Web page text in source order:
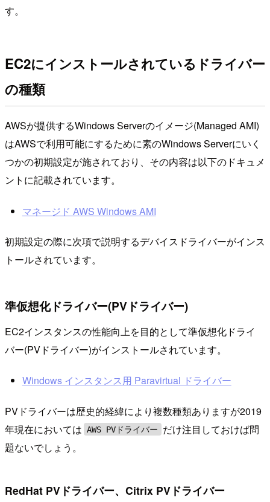
す。
EC2にインストールされているドライバー
の種類
AWSが提供するWindows Serverのイメージ(Managed AMI)
はAWSで利用可能にするために素のWindows Serverにいく
つかの初期設定が施されており、その内容は以下のドキュメ
ントに記載されています。
マネージド AWS Windows AMI
初期設定の際に次項で説明するデバイスドライバーがインス
トールされています。
準仮想化ドライバー(PVドライバー)
EC2インスタンスの性能向上を目的として準仮想化ドライ
バー(PVドライバー)がインストールされています。
Windows インスタンス用 Paravirtual ドライバー
PVドライバーは歴史的経緯により複数種類ありますが2019
年現在においては AWS PVドライバー
だけ注目しておけば問
題ないでしょう。
RedHat PVドライバー、Citrix PVドライバー